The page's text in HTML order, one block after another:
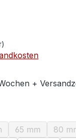
+
verfügbar.)
zurzeit nicht
Option ist zurzeit
65 mm
(Diese Option
80